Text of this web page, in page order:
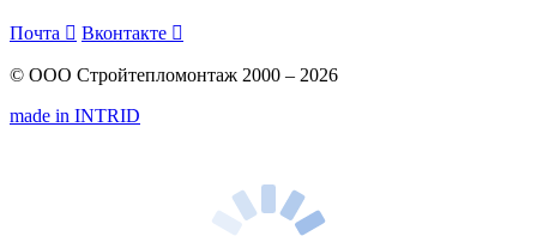
Почта  Вконтакте 
© ООО Стройтепломонтаж 2000 – 2026
made in INTRID